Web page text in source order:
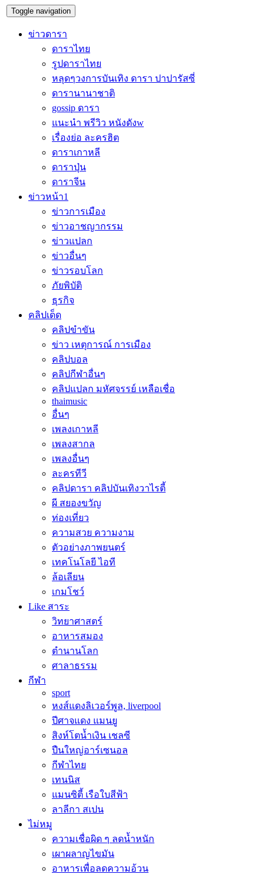
Toggle navigation
ข่าวดารา
ดาราไทย
รูปดาราไทย
หลุดๆวงการบันเทิง ดารา ปาปารัสซี่
ดารานานาชาติ
gossip ดารา
แนะนำ พรีวิว หนังดังw
เรื่องย่อ ละครฮิต
ดาราเกาหลี
ดาราปุ่น
ดาราจีน
ข่าวหน้า1
ข่าวการเมือง
ข่าวอาชญากรรม
ข่าวแปลก
ข่าวอื่นๆ
ข่าวรอบโลก
ภัยพิบัติ
ธุรกิจ
คลิปเด็ด
คลิปขำขัน
ข่าว เหตุการณ์ การเมือง
คลิปบอล
คลิปกีฬาอื่นๆ
คลิปแปลก มหัศจรรย์ เหลือเชื่อ
thaimusic
อื่นๆ
เพลงเกาหลี
เพลงสากล
เพลงอื่นๆ
ละครทีวี
คลิปดารา คลิปบันเทิงวาไรตี้
ผี สยองขวัญ
ท่องเที่ยว
ความสวย ความงาม
ตัวอย่างภาพยนตร์
เทคโนโลยี ไอที
ล้อเลียน
เกมโชว์
Like สาระ
วิทยาศาสตร์
อาหารสมอง
ตำนานโลก
ศาลาธรรม
กีฬา
sport
หงส์แดงลิเวอร์พูล, liverpool
ปีศาจแดง แมนยู
สิงห์โตน้ำเงิน เชลซี
ปืนใหญ่อาร์เซนอล
กีฬาไทย
เทนนิส
แมนซิตี้ เรือใบสีฟ้า
ลาลีกา สเปน
ไม่หมู
ความเชื่อผิด ๆ ลดน้ำหนัก
เผาผลาญไขมัน
อาหารเพื่อลดความอ้วน